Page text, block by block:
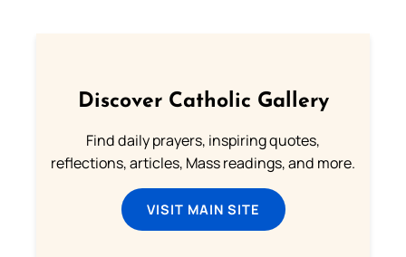
Discover Catholic Gallery
Find daily prayers, inspiring quotes,
reflections, articles, Mass readings, and more.
VISIT MAIN SITE